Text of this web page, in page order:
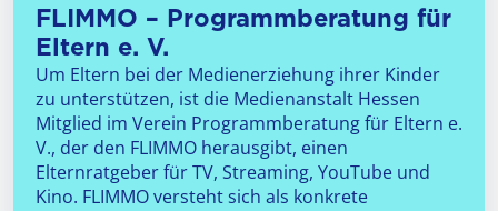
FLIMMO – Pro­gramm­bera­tung für
Eltern e. V.
Um Eltern bei der Medienerziehung ihrer Kinder
zu unterstützen, ist die Medienanstalt Hessen
Mitglied im Verein Programmberatung für Eltern e.
V., der den FLIMMO herausgibt, einen
Elternratgeber für TV, Streaming, YouTube und
Kino. FLIMMO versteht sich als konkrete